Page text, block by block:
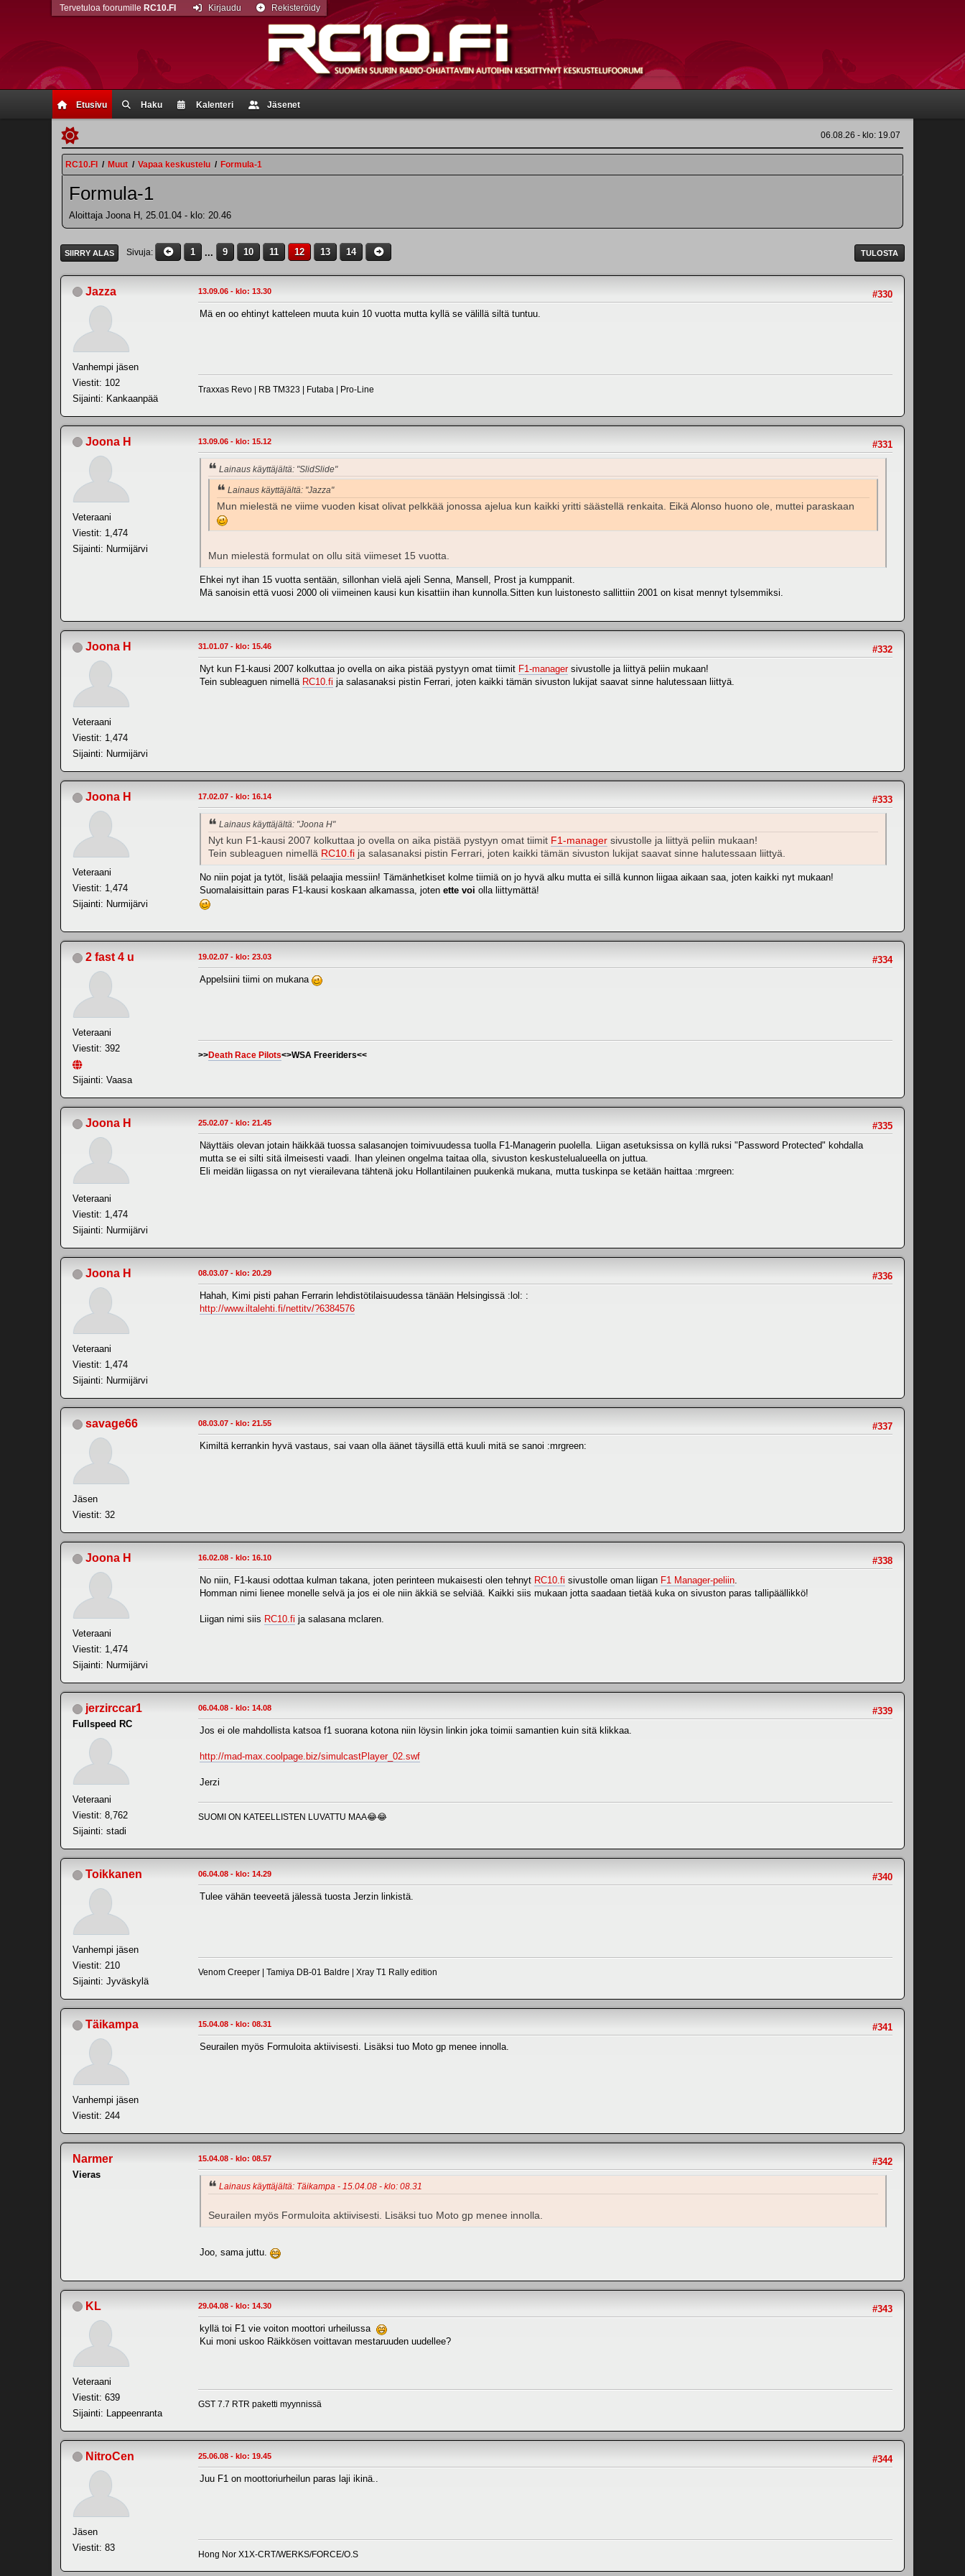
Etusivu Haku Kalenteri Jäsenet
Tervetuloa foorumille RC10.FI Kirjaudu Rekisteröidy
06.08.26 - klo: 19.07
RC10.FI / Muut / Vapaa keskustelu / Formula-1
Formula-1
Aloittaja Joona H, 25.01.04 - klo: 20.46
TULOSTA
SIIRRY ALAS Sivuja 1 ... 9 10 11 12 13 14
Jazza
Vanhempi jäsen
Viestit: 102
Sijainti: Kankaanpää
#330
13.09.06 - klo: 13.30
Mä en oo ehtinyt katteleen muuta kuin 10 vuotta mutta kyllä se välillä siltä tuntuu.
Traxxas Revo | RB TM323 | Futaba | Pro-Line
Joona H
Veteraani
Viestit: 1,474
Sijainti: Nurmijärvi
#331
13.09.06 - klo: 15.12
Lainaus käyttäjältä: "SlidSlide"
Lainaus käyttäjältä: "Jazza"
Mun mielestä ne viime vuoden kisat olivat pelkkää jonossa ajelua kun kaikki yritti säästellä renkaita. Eikä Alonso huono ole, muttei paraskaan
Mun mielestä formulat on ollu sitä viimeset 15 vuotta.
Ehkei nyt ihan 15 vuotta sentään, sillonhan vielä ajeli Senna, Mansell, Prost ja kumppanit.
Mä sanoisin että vuosi 2000 oli viimeinen kausi kun kisattiin ihan kunnolla.Sitten kun luistonesto sallittiin 2001 on kisat mennyt tylsemmiksi.
Joona H
Veteraani
Viestit: 1,474
Sijainti: Nurmijärvi
#332
31.01.07 - klo: 15.46
Nyt kun F1-kausi 2007 kolkuttaa jo ovella on aika pistää pystyyn omat tiimit F1-managersivustolle ja liittyä peliin mukaan!
Tein subleaguen nimellä RC10.fi ja salasanaksi pistin Ferrari, joten kaikki tämän sivuston lukijat saavat sinne halutessaan liittyä.
Joona H
Veteraani
Viestit: 1,474
Sijainti: Nurmijärvi
#333
17.02.07 - klo: 16.14
Lainaus käyttäjältä: "Joona H"
Nyt kun F1-kausi 2007 kolkuttaa jo ovella on aika pistää pystyyn omat tiimit F1-manager sivustolle ja liittyä peliin mukaan!
Tein subleaguen nimellä RC10.fi ja salasanaksi pistin Ferrari, joten kaikki tämän sivuston lukijat saavat sinne halutessaan liittyä.
No niin pojat ja tytöt, lisää pelaajia messiin! Tämänhetkiset kolme tiimiä on jo hyvä alku mutta ei sillä kunnon liigaa aikaan saa, joten kaikki nyt mukaan!
Suomalaisittain paras F1-kausi koskaan alkamassa, joten ette voi olla liittymättä!
2 fast 4 u
Veteraani
Viestit: 392
Sijainti: Vaasa
#334
19.02.07 - klo: 23.03
Appelsiini tiimi on mukana
>>Death Race Pilots<>WSA Freeriders<<
Joona H
Veteraani
Viestit: 1,474
Sijainti: Nurmijärvi
#335
25.02.07 - klo: 21.45
Näyttäis olevan jotain häikkää tuossa salasanojen toimivuudessa tuolla F1-Managerin puolella. Liigan asetuksissa on kyllä ruksi "Password Protected" kohdalla
mutta se ei silti sitä ilmeisesti vaadi. Ihan yleinen ongelma taitaa olla, sivuston keskustelualueella on juttua.
Eli meidän liigassa on nyt vierailevana tähtenä joku Hollantilainen puukenkä mukana, mutta tuskinpa se ketään haittaa :mrgreen:
Joona H
Veteraani
Viestit: 1,474
Sijainti: Nurmijärvi
#336
08.03.07 - klo: 20.29
Hahah, Kimi pisti pahan Ferrarin lehdistötilaisuudessa tänään Helsingissä :lol: :
http://www.iltalehti.fi/nettitv/?6384576
savage66
Jäsen
Viestit: 32
#337
08.03.07 - klo: 21.55
Kimiltä kerrankin hyvä vastaus, sai vaan olla äänet täysillä että kuuli mitä se sanoi :mrgreen:
Joona H
Veteraani
Viestit: 1,474
Sijainti: Nurmijärvi
#338
16.02.08 - klo: 16.10
No niin, F1-kausi odottaa kulman takana, joten perinteen mukaisesti olen tehnyt RC10.fi sivustolle oman liigan F1 Manager-peliin
Homman nimi lienee monelle selvä ja jos ei ole niin äkkiä se selviää. Kaikki siis mukaan jotta saadaan tietää kuka on sivuston paras tallipäällikkö!
Liigan nimi siis RC10.fi ja salasana mclaren.
jerzirccar1
Fullspeed RC
Veteraani
Viestit: 8,762
Sijainti: stadi
#339
06.04.08 - klo: 14.08
Jos ei ole mahdollista katsoa f1 suorana kotona niin löysin linkin joka toimii samantien kuin sitä klikkaa.
http://mad-max.coolpage.biz/simulcastPlayer_02.swf
Jerzi
SUOMI ON KATEELLISTEN LUVATTU MAA😂😂
Toikkanen
Vanhempi jäsen
Viestit: 210
Sijainti: Jyväskylä
#340
06.04.08 - klo: 14.29
Tulee vähän teeveetä jälessä tuosta Jerzin linkistä.
Venom Creeper | Tamiya DB-01 Baldre | Xray T1 Rally edition
Täikampa
Vanhempi jäsen
Viestit: 244
#341
15.04.08 - klo: 08.31
Seurailen myös Formuloita aktiivisesti. Lisäksi tuo Moto gp menee innolla.
Narmer
Vieras
#342
15.04.08 - klo: 08.57
Lainaus käyttäjältä: Täikampa - 15.04.08 - klo: 08.31
Seurailen myös Formuloita aktiivisesti. Lisäksi tuo Moto gp menee innolla.
Joo, sama juttu.
KL
Veteraani
Viestit: 639
Sijainti: Lappeenranta
#343
29.04.08 - klo: 14.30
kyllä toi F1 vie voiton moottori urheilussa
Kui moni uskoo Räikkösen voittavan mestaruuden uudellee?
GST 7.7 RTR paketti myynnissä
NitroCen
Jäsen
Viestit: 83
#344
25.06.08 - klo: 19.45
Juu F1 on moottoriurheilun paras laji ikinä..
Hong Nor X1X-CRT/WERKS/FORCE/O.S